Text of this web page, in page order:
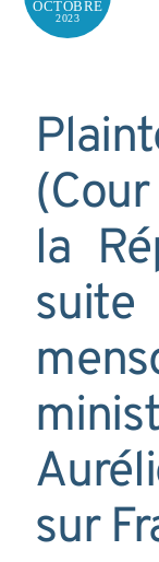
OCTOBRE
2023
la
sur